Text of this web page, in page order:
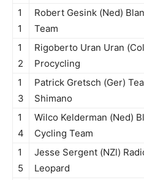
1
1
Robert Gesink (Ned)
Team
1
2
Rigoberto Uran Uran
Procycling
1
3
Patrick Gretsch (Ger)
Shimano
1
4
Wilco Kelderman (Ned)
Cycling Team
1
5
Jesse Sergent (NZl)
Leopard